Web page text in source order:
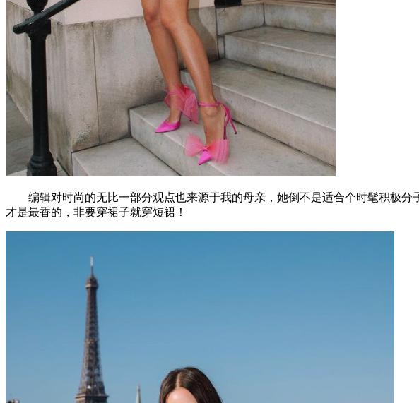
编辑对时尚的无比一部分观点也来源于我的母亲，她倒不是适合个时髦积极分
才是最香的，非要穿裙子就穿短裙！